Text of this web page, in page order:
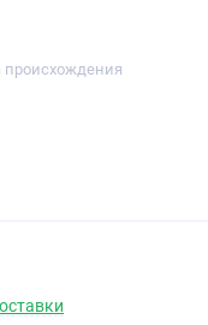
происхождения